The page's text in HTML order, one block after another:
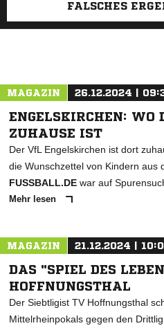
FALSCHES
MAGAZIN 26.12.2024 |
ENGELSKIRCHEN: WO
ZUHAUSE IST
Der VfL Engelskirchen ist dort
die Wunschzettel von Kindern aus
FUSSBALL.DE war auf
Mehr lesen
MAGAZIN 21.12.2024 |
DAS "SPIEL DES
HOFFNUNGSTHAL
Der Siebtligist TV Hoffnungsthal
Mittelrheinpokals gegen den